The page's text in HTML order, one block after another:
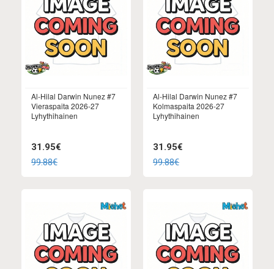
Al-Hilal Darwin Nunez #7
Vieraspaita 2026-27
Lyhythihainen
31.95€
99.88€
Al-Hilal Darwin Nunez #7
Kolmaspaita 2026-27
Lyhythihainen
31.95€
99.88€